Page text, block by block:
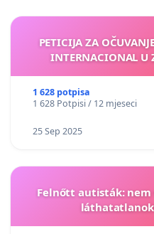
PETICIJA ZA
INTERNACIONAL U
1 628 potpisa
1 628 Potpisi / 12 mjeseci
25 Sep 2025
Felnőtt autisták: